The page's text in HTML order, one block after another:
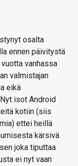
osalta
ennen päivitystä
vanhassa
valmistajan
eikä
isot Android
kotiin (siis
ettei heillä
kärsivä
joka tiputtaa
ei nyt vaan